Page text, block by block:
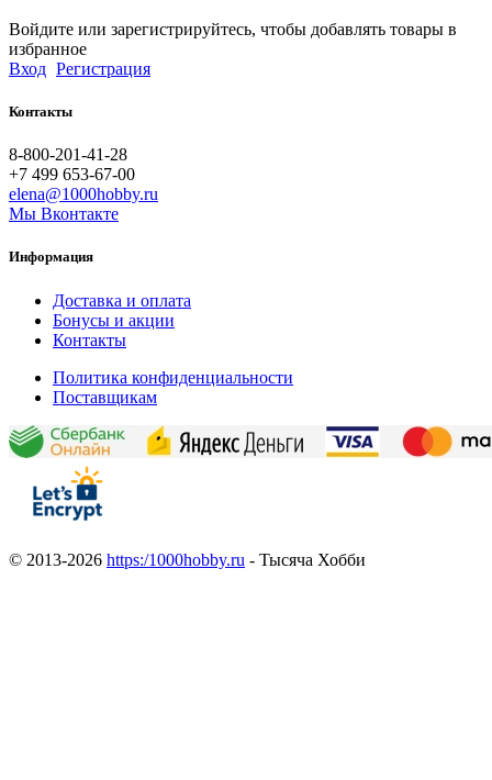
Войдите или зарегистрируйтесь, чтобы добавлять товары в
избранное
Вход Регистрация
Контакты
8-800-201-41-28
+7 499 653-67-00
elena@1000hobby.ru
Мы Вконтакте
Информация
Доставка и оплата
Бонусы и акции
Контакты
Политика конфиденциальности
Поставщикам
© 2013-2026 https:/1000hobby.ru - Тысяча Хобби